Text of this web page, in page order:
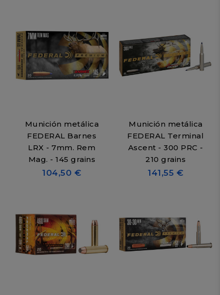
Munición metálica
FEDERAL Barnes
LRX - 7mm. Rem
Mag. - 145 grains
104,50 €
Munición metálica
FEDERAL Terminal
Ascent - 300 PRC -
210 grains
141,55 €